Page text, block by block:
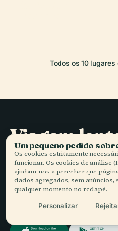
Todos os 10 lugares
Viagem
bem
FIQUE A PAR
Um pequeno pedido
Os cookies estritamente
funcionar. Os cookies de análise
ajudam-nos a perceber que
dados agregados, sem anúncios,
qualquer momento no rodapé.
Personalizar